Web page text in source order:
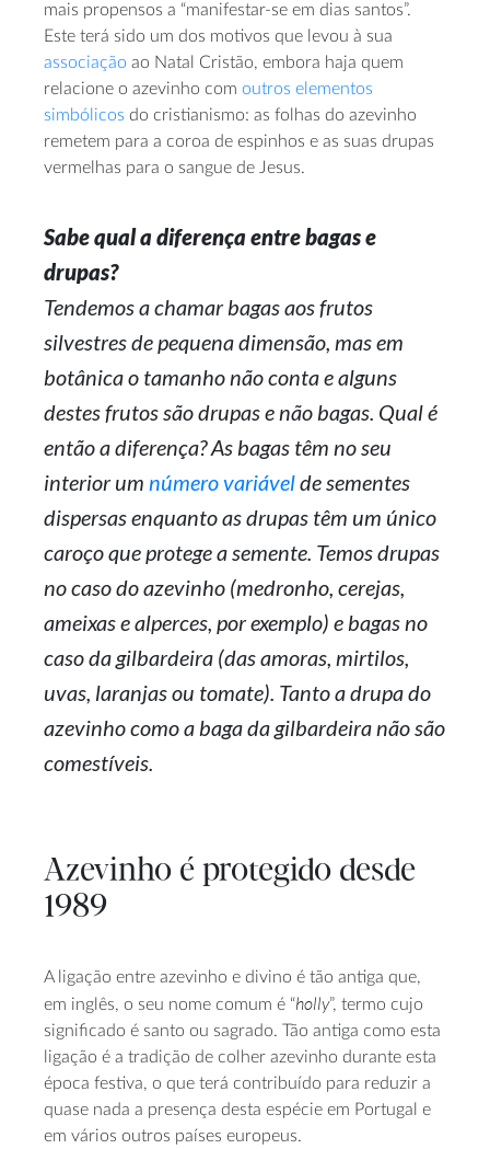
mais propensos a “manifestar-se em dias santos”.
Este terá sido um dos motivos que levou à sua
associação ao Natal Cristão, embora haja quem
relacione o azevinho com outros elementos
simbólicos do cristianismo: as folhas do azevinho
remetem para a coroa de espinhos e as suas drupas
vermelhas para o sangue de Jesus.
Sabe qual a diferença entre bagas e
drupas?
Tendemos a chamar bagas aos frutos
silvestres de pequena dimensão, mas em
botânica o tamanho não conta e alguns
destes frutos são drupas e não bagas. Qual é
então a diferença? As bagas têm no seu
interior um número variávelde sementes
dispersas enquanto as drupas têm um único
caroço que protege a semente. Temos drupas
no caso do azevinho (medronho, cerejas,
ameixas e alperces, por exemplo) e bagas no
caso da gilbardeira (das amoras, mirtilos,
uvas, laranjas ou tomate). Tanto a drupa do
azevinho como a baga da gilbardeira não são
comestíveis.
Azevinho é protegido desde
1989
A ligação entre azevinho e divino é tão antiga que,
em inglês, o seu nome comum é “holly”, termo cujo
significado é santo ou sagrado. Tão antiga como esta
ligação é a tradição de colher azevinho durante esta
época festiva, o que terá contribuído para reduzir a
quase nada a presença desta espécie em Portugal e
em vários outros países europeus.